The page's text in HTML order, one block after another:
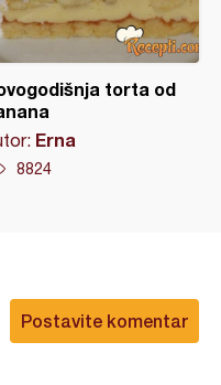
torta od
Erna
8824
Postavite komentar